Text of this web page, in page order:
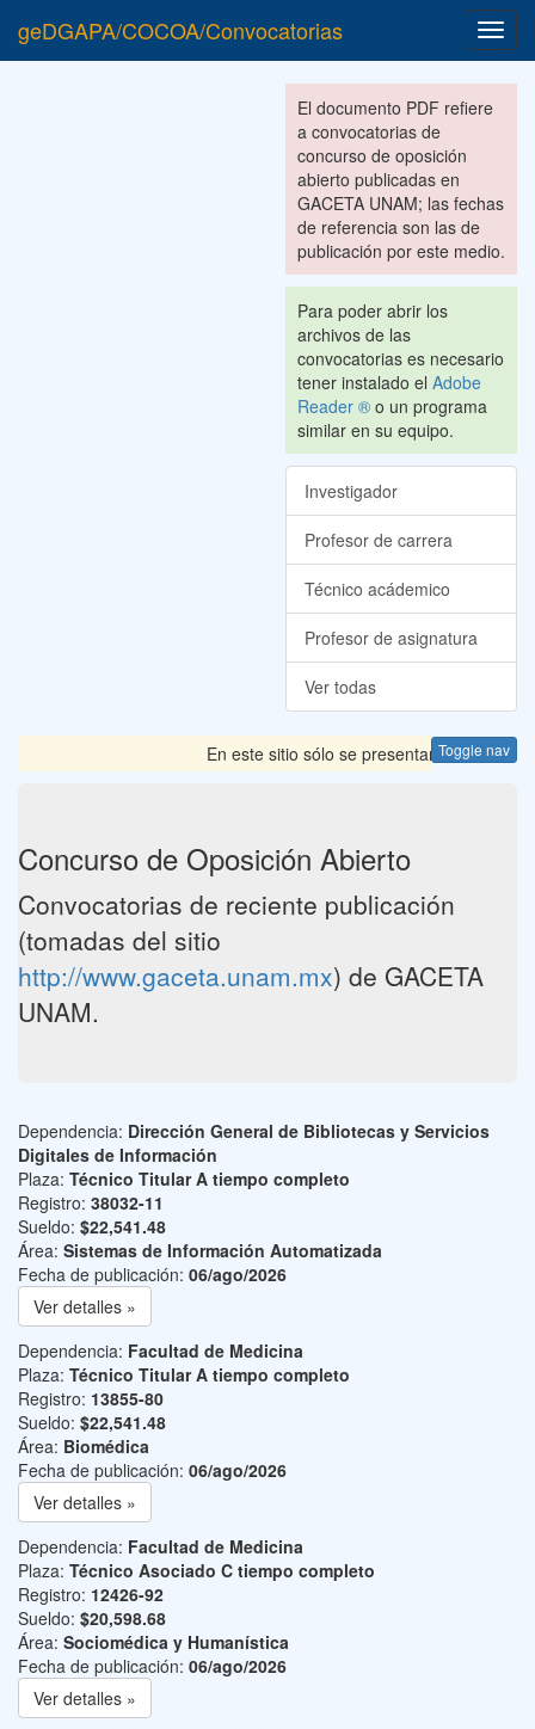
geDGAPA/COCOA/Convocatorias
El documento PDF refiere
a convocatorias de
concurso de oposición
abierto publicadas en
GACETA UNAM; las fechas
de referencia son las de
publicación por este medio.
Para poder abrir los
archivos de las
convocatorias es necesario
tener instalado el Adobe
Reader ® o un programa
similar en su equipo.
Investigador
Profesor de carrera
Técnico acádemico
Profesor de asignatura
Ver todas
Toggle nav
En este sitio sólo se presentan las
Concurso de Oposición Abierto
Convocatorias de reciente publicación
(tomadas del sitio
http://www.gaceta.unam.mx) de GACETA
UNAM.
Dependencia: Dirección General de Bibliotecas y Servicios
Digitales de Información
Plaza: Técnico Titular A tiempo completo
Registro: 38032-11
Sueldo: $22,541.48
Área: Sistemas de Información Automatizada
Fecha de publicación: 06/ago/2026
Ver detalles »
Dependencia: Facultad de Medicina
Plaza: Técnico Titular A tiempo completo
Registro: 13855-80
Sueldo: $22,541.48
Área: Biomédica
Fecha de publicación: 06/ago/2026
Ver detalles »
Dependencia: Facultad de Medicina
Plaza: Técnico Asociado C tiempo completo
Registro: 12426-92
Sueldo: $20,598.68
Área: Sociomédica y Humanística
Fecha de publicación: 06/ago/2026
Ver detalles »